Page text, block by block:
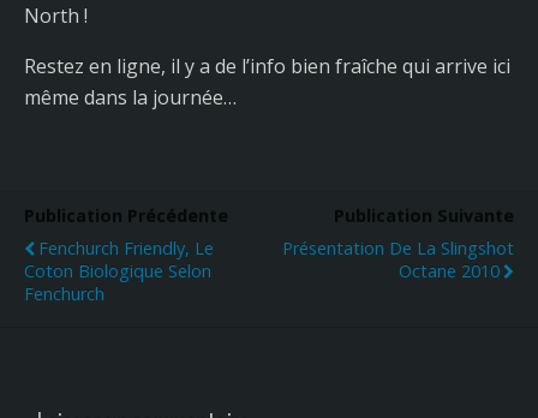
North !
Restez en ligne, il y a de l’info bien fraîche qui arrive ici
même dans la journée…
Publication Précédente
Fenchurch Friendly, Le
Coton Biologique Selon
Fenchurch
Publication Suivante
Présentation De La Slingshot
Octane 2010